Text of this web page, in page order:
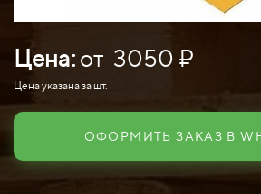
Цена:от 3050 ₽
Цена указана за шт.
ОФОРМИТЬ ЗАКАЗ В